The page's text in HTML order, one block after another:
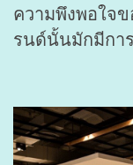
ความพึงพอใจข
รนด์นั้นมักมีกา